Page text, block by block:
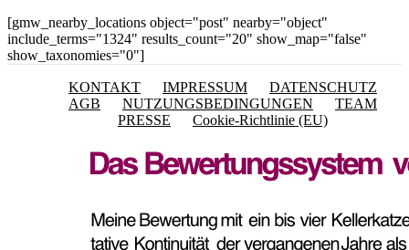
[gmw_nearby_locations object="post" nearby="object"
include_terms="1324" results_count="20" show_map="false"
show_taxonomies="0"]
KONTAKT IMPRESSUM
DATENSCHUTZ
AGB
NUTZUNGSBEDINGUNGEN
TEAM
PRESSE
Cookie-Richtlinie (EU)